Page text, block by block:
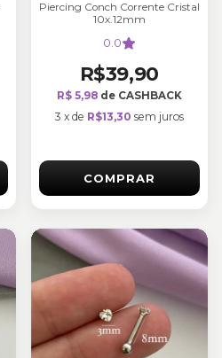
Piercing Conch Corrente Cristal
10x.12mm
0.0
R$39,90
R$ 5,98de CASHBACK
3 x de R$13,30 sem juros
COMPRAR